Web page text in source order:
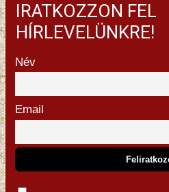
IRATKOZZON FEL
HÍRLEVELÜNKRE!
Név
Email